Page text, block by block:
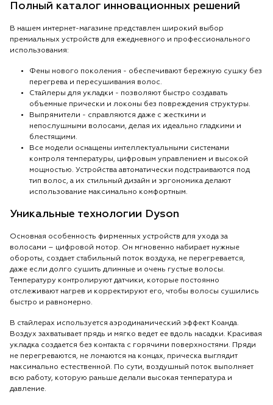
Полный каталог инновационных решений
В нашем интернет-магазине представлен широкий выбор
премиальных устройств для ежедневного и профессионального
использования:
Фены нового поколения - обеспечивают бережную сушку без
перегрева и пересушивания волос.
Стайлеры для укладки - позволяют быстро создавать
объемные прически и локоны без повреждения структуры.
Выпрямители - справляются даже с жесткими и
непослушными волосами, делая их идеально гладкими и
блестящими.
Все модели оснащены интеллектуальными системами
контроля температуры, цифровым управлением и высокой
мощностью. Устройства автоматически подстраиваются под
тип волос, а их стильный дизайн и эргономика делают
использование максимально комфортным.
Уникальные технологии Dyson
Основная особенность фирменных устройств для ухода за
волосами – цифровой мотор. Он мгновенно набирает нужные
обороты, создает стабильный поток воздуха, не перегревается,
даже если долго сушить длинные и очень густые волосы.
Температуру контролируют датчики, которые постоянно
отслеживают нагрев и корректируют его, чтобы волосы сушились
быстро и равномерно.
В стайлерах используется аэродинамический эффект Коанда.
Воздух захватывает прядь и мягко ведет ее вдоль насадки. Красивая
укладка создается без контакта с горячими поверхностями. Пряди
не перегреваются, не ломаются на концах, прическа выглядит
максимально естественной. По сути, воздушный поток выполняет
всю работу, которую раньше делали высокая температура и
давление.